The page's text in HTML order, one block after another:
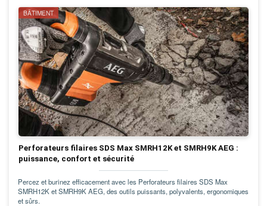
BÂTIMENT
Perforateurs filaires SDS Max SMRH12K et SMRH9K AEG :
puissance, confort et sécurité
Percez et burinez efficacement avec les Perforateurs filaires SDS Max
SMRH12K et SMRH9K AEG, des outils puissants, polyvalents, ergonomiques
et sûrs.